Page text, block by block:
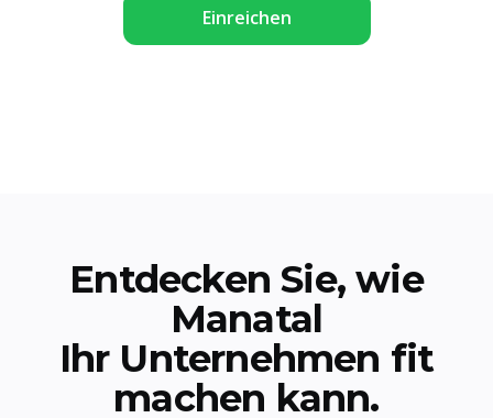
Entdecken Sie, wie
Manatal
Ihr Unternehmen fit
machen kann.